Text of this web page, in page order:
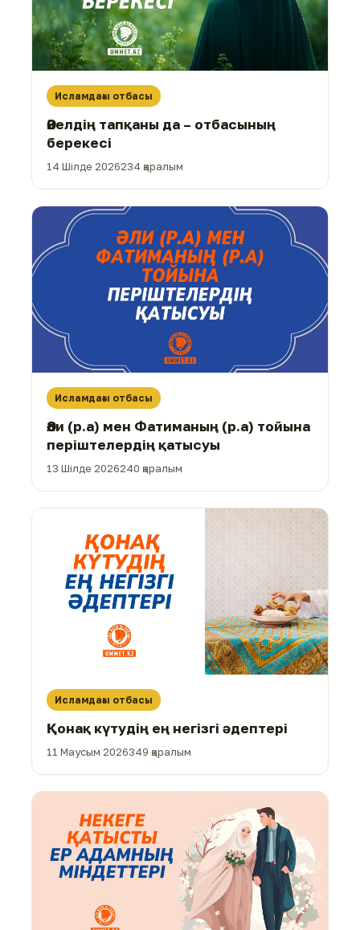
Исламдағы отбасы
Әйелдің тапқаны да – отбасының
берекесі
14 Шілде 2026234 қаралым
Исламдағы отбасы
Әли (р.а) мен Фатиманың (р.а) тойына
періштелердің қатысуы
13 Шілде 2026240 қаралым
Исламдағы отбасы
Қонақ күтудің ең негізгі әдептері
11 Маусым 2026349 қаралым